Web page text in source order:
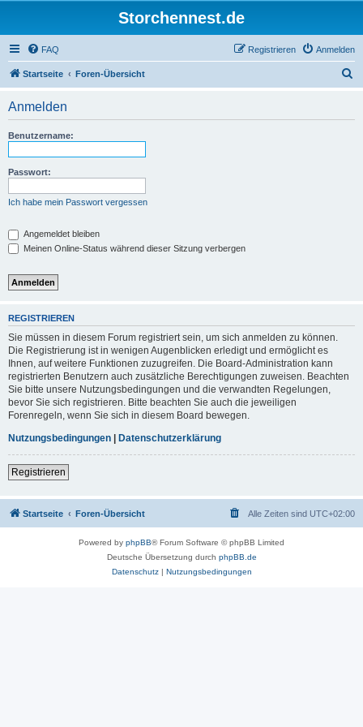
Storchennest.de
FAQ Anmelden
Registrieren
Startseite Foren-Übersicht
Anmelden
Benutzername:
Passwort:
Ich habe mein Passwort vergessen
Angemeldet bleiben
Meinen Online-Status während dieser Sitzung verbergen
REGISTRIEREN
Sie müssen in diesem Forum registriert sein, um sich anmelden zu können.
Die Registrierung ist in wenigen Augenblicken erledigt und ermöglicht es
Ihnen, auf weitere Funktionen zuzugreifen. Die Board-Administration kann
registrierten Benutzern auch zusätzliche Berechtigungen zuweisen. Beachten
Sie bitte unsere Nutzungsbedingungen und die verwandten Regelungen,
bevor Sie sich registrieren. Bitte beachten Sie auch die jeweiligen
Forenregeln, wenn Sie sich in diesem Board bewegen.
Nutzungsbedingungen | Datenschutzerklärung
Registrieren
Startseite Foren-Übersicht Alle Zeiten sind UTC+02:00
Powered by phpBB® Forum Software © phpBB Limited
Deutsche Übersetzung durch phpBB.de
Datenschutz| Nutzungsbedingungen